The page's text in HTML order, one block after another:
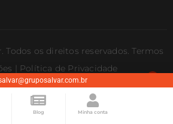
Todos os direitos reservados. Termos
| Política de Privacidade
Blog Minha conta